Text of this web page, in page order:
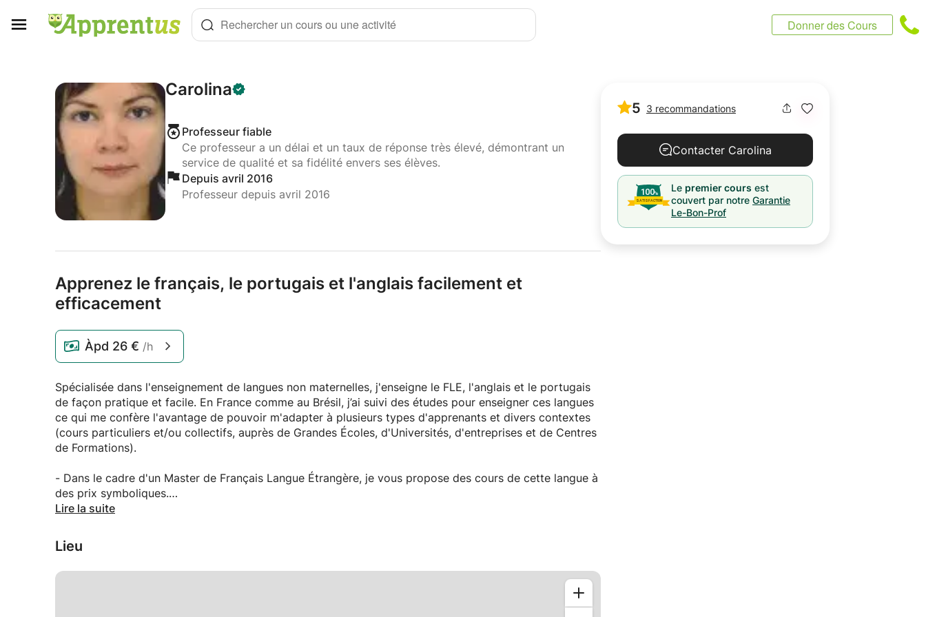
Rechercher un cours ou une activité Donner des Cours
Carolina
Professeur fiable
Ce professeur a un délai et un taux de réponse très élevé, démontrant un
service de qualité et sa fidélité envers ses élèves.
Depuis avril 2016
Professeur depuis avril 2016
Apprenez le français, le portugais et l'anglais facilement et
efficacement
Àpd 26 € /h
Spécialisée dans l'enseignement de langues non maternelles, j'enseigne le FLE, l'anglais et le portugais
de façon pratique et facile. En France comme au Brésil, j’ai suivi des études pour enseigner ces langues
ce qui me confère l'avantage de pouvoir m'adapter à plusieurs types d'apprenants et divers contextes
(cours particuliers et/ou collectifs, auprès de Grandes Écoles, d'Universités, d'entreprises et de Centres
de Formations).
- Dans le cadre d'un Master de Français Langue Étrangère, je vous propose des cours de cette langue à
des prix symboliques.
Lire la suite
Lieu
5 3 recommandations
Contacter Carolina
Le premier cours est
couvert par notre Garantie
Le-Bon-Prof